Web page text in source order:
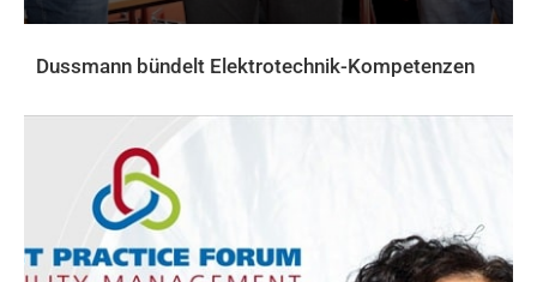
Dussmann bündelt Elektrotechnik-Kompetenzen